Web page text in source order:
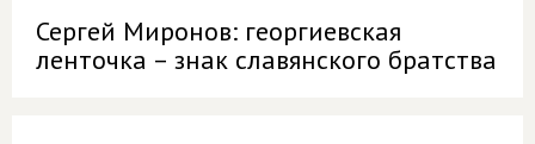
Сергей Миронов: георгиевская
ленточка – знак славянского братства